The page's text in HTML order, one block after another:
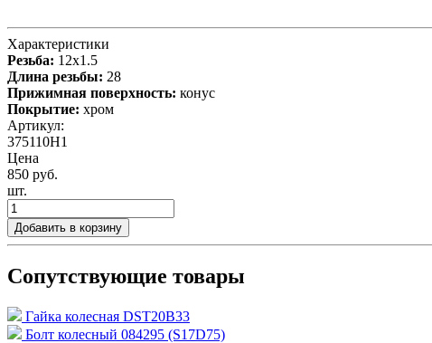
Характеристики
Резьба: 12x1.5
Длина резьбы: 28
Прижимная поверхность: конус
Покрытие: хром
Артикул:
375110H1
Цена
850 руб.
шт.
Добавить в корзину
Сопутствующие товары
Гайка колесная DST20B33
Болт колесный 084295 (S17D75)